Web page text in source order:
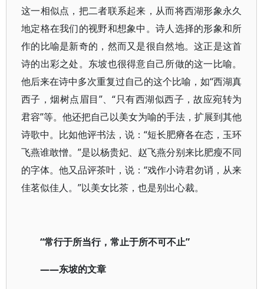
这一相似点，把二者联系起来，从而将西湖形象永久
地定格在我们的视野和想象中。诗人选择的形象和所
作的比喻是新奇的，然而又是很自然地。这正是这首
诗的出彩之处。东坡也很得意自己所做的这一比喻。
他后来在诗中多次重复过自己的这个比喻，如“西湖真
西子，烟树点眉目”、“只有西湖似西子，故应宛转为
君容”等。他还把自己以美女为喻的手法，扩展到其他
诗歌中。比如他评书法，说：“短长肥瘠各在态，玉环
飞燕谁敢憎。”是以杨贵妃、赵飞燕分别来比肥瘦不同
的字体。他又品评茶叶，说：“戏作小诗君勿诮，从来
佳茗似佳人。”以美女比茶，也是别出心裁。
“常行于所当行，常止于所不可不止”
——东坡的文章